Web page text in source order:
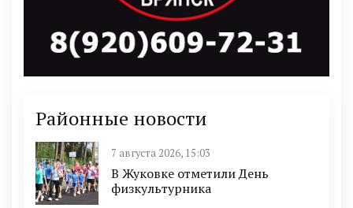
Районные новости
7 августа 2026, 15:03
В Жуковке отметили День
физкультурника